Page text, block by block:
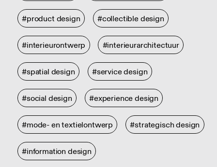
#product design #collectible design
#interieurontwerp #interieurarchitectuur
#spatial design #service design
#social design #experience design
#mode- en textielontwerp #strategisch design
#information design